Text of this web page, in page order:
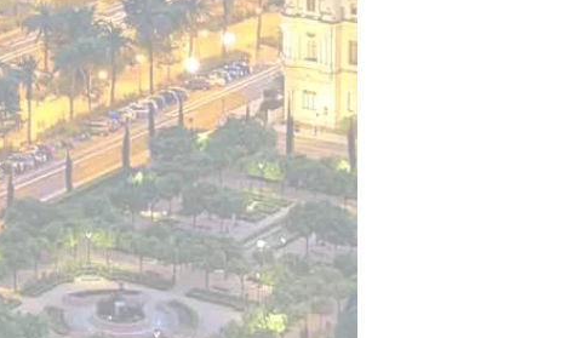
de Rafael Gutiérrez Montes,
donde se aprecia una
y eficacia, las problemáticas que
y que vulneran nuestros derechos.
los ámbitos del derecho por una
viene a reunir a letrados con
se suman a esta idea, creando un
para cada área.